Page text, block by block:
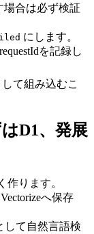
場合は必ず検証
にします。
を記録し
て組み込むこ
D1、発展
ります。
へ保存
して自然言語検